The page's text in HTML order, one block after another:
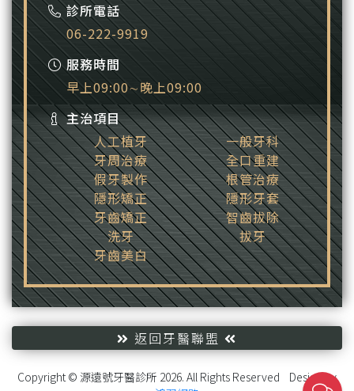
診所電話
06-222-9919
服務時間
早上09:00∼晚上09:00
主治項目
人工植牙
一般牙科
牙周治療
全口重建
假牙製作
根管治療
隱形矯正
隱形牙套
牙齒矯正
智齒拔除
洗牙
拔牙
牙齒美白
返回牙醫聯盟
Copyright © 源遠號牙醫診所 2026. All Rights Reserved Design by